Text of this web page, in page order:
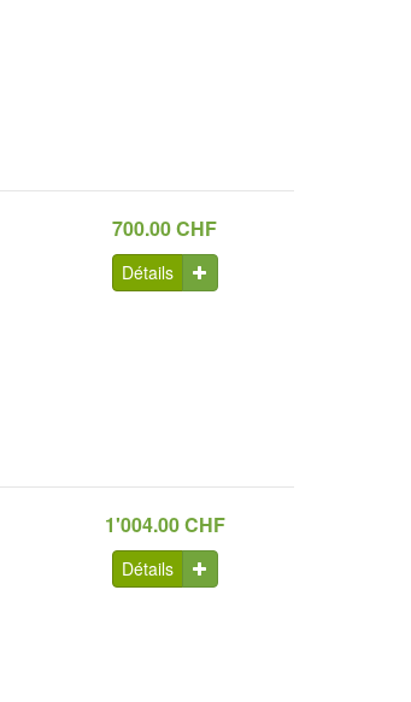
700.00 CHF
Détails
1'004.00 CHF
Détails